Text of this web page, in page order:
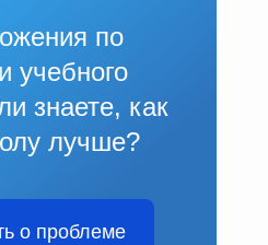
по
учебного
знаете, как
лучше?
о проблеме